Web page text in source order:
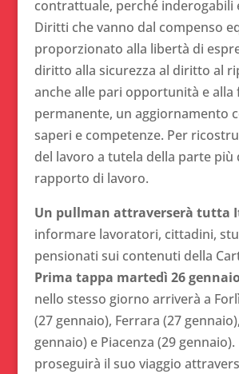
contrattuale, perché inderogabili
Diritti che vanno dal compenso
proporzionato alla libertà di
diritto alla sicurezza al diritto al
anche alle pari opportunità e alla
permanente, un aggiornamento
saperi e competenze. Per
del lavoro a tutela della parte più
rapporto di lavoro.
Un pullman attraverserà tutta
informare lavoratori, cittadini,
pensionati sui contenuti della
Prima tappa martedì 26
nello stesso giorno arriverà a
(27 gennaio), Ferrara (27
gennaio) e Piacenza (29
proseguirà il suo viaggio